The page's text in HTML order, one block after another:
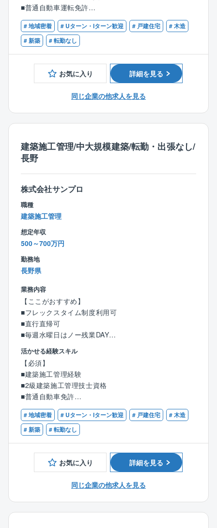
いる空間を、自分のアイデアや工夫を盛り込んでカタ
チにできた時、お客様から喜びをダイレクトに感じる
ことができます。
■業界最高水準の高気密住宅のため、顧客希望の間取り
が可能です。
理・現場監督業務を担当頂きます。
お客様とは構想段階から建築設計図作成まで、自社の
設計士とコーディネーターにて進めているため、施工
期間中も細かな情報共有がとりやすい環境です。
【具体的には】
■工程表の作成と進捗管理
■各工種での品質管理
■予算管理
■パートナー企業様の対応（工事内容詳細指示・進捗管
■各種打ち合わせ・交渉など
模によっては常時1棟に集中し、着工～竣工まで伴走を
お願いします。
基本的には常時3～4棟など複数の工事現場を管理いた
※現場への直行直帰OK
※フレックスタイム制
※長野県中信・北信エリアが主体となっています。
■デザイン力を活かして設計された、クリエイティビテ
ィにあふれるオフィス、仕事がしやすく快適な工場
や、普通のマンションとは違う仕掛けの詰まった共同
住宅等を専門に建設する、意匠設計部門での施工管理
をお任せします。
■施工管理職の働き方を革新！最先端のBIM技術
建設プロジェクトの効率化を革新的に変えるBIM。
同社では、GLOOBEを導入し、3Dモデルを使った詳細
なシミュレーションは、従来型の2D図面では発見が難
視化。
これにより、工程管理の効率化はもちろんのこと、工
期遅延のリスクを大幅に軽減することが可能です。
督業務に集中していただけます。
■普通自動車運転免許
【歓迎】
■建築設計、店舗デザイン、建築の施工経験
■公共建築物などのリノベーション、現場監督実務経験
■新築、リノベーションなどの施工業務
■建築士（1級･2級）
■1級土木施工管理技士
■1級管工事施工管理技士
# 地域密着 # Uターン・Iターン歓迎 # 戸建住宅
# 木造
# 新築
# 転勤なし
お気に入り 詳細を見る
同じ企業の他求人を見る
建築施工管理/中大規模建築/転勤・出張なし/
長野
株式会社サンプロ
職種
建築施工管理
想定年収
500～700万円
勤務地
長野県
業務内容
【ここがおすすめ】
■フレックスタイム制度利用可
■直行直帰可
■毎週水曜日はノー残業DAY
■宿泊を伴う県外への長期出張はなし
【業務内容】
オフィス・マンション・店舗・倉庫・工場・事務所な
どを建設する部門において、中～大規模の施工現場管
理・現場監督業務を担当頂きます。
お客様とは構想段階から建築設計図作成まで、自社の
設計士とコーディネーターにて進めているため、施工
期間中も細かな情報共有がとりやすい環境です。
【具体的には】
■工程表の作成と進捗管理
■各工種での品質管理
■予算管理
■パートナー企業様の対応（工事内容詳細指示・進捗管
活かせる経験スキル
【必須】
■建築施工管理経験
■2級建築施工管理技士資格
■普通自動車免許
【歓迎】
■建築設計、店舗デザイン、建築の施工経験
■公共建築物などのリノベーション、現場監督実務経験
■新築、リノベーションなどの施工業務
■建築士（1級･2級）
■1級土木施工管理技士
■1級管工事施工管理技士
# 地域密着 # Uターン・Iターン歓迎 # 戸建住宅
# 木造
# 新築
# 転勤なし
お気に入り 詳細を見る
同じ企業の他求人を見る